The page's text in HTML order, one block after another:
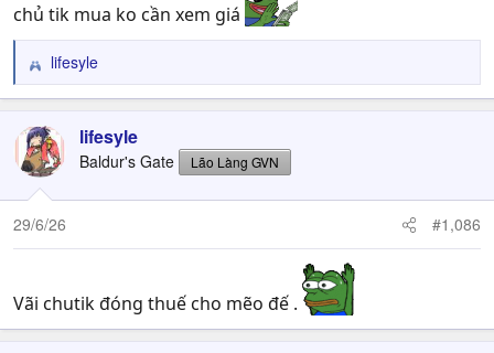
chủ tik mua ko cần xem giá
R
e
c
t
i
o
n
lifesyle
lifesyle
Baldur's Gate Lão Làng GVN
29/6/26 #1,086
Vãi chutik đóng thuế cho mẽo đế .